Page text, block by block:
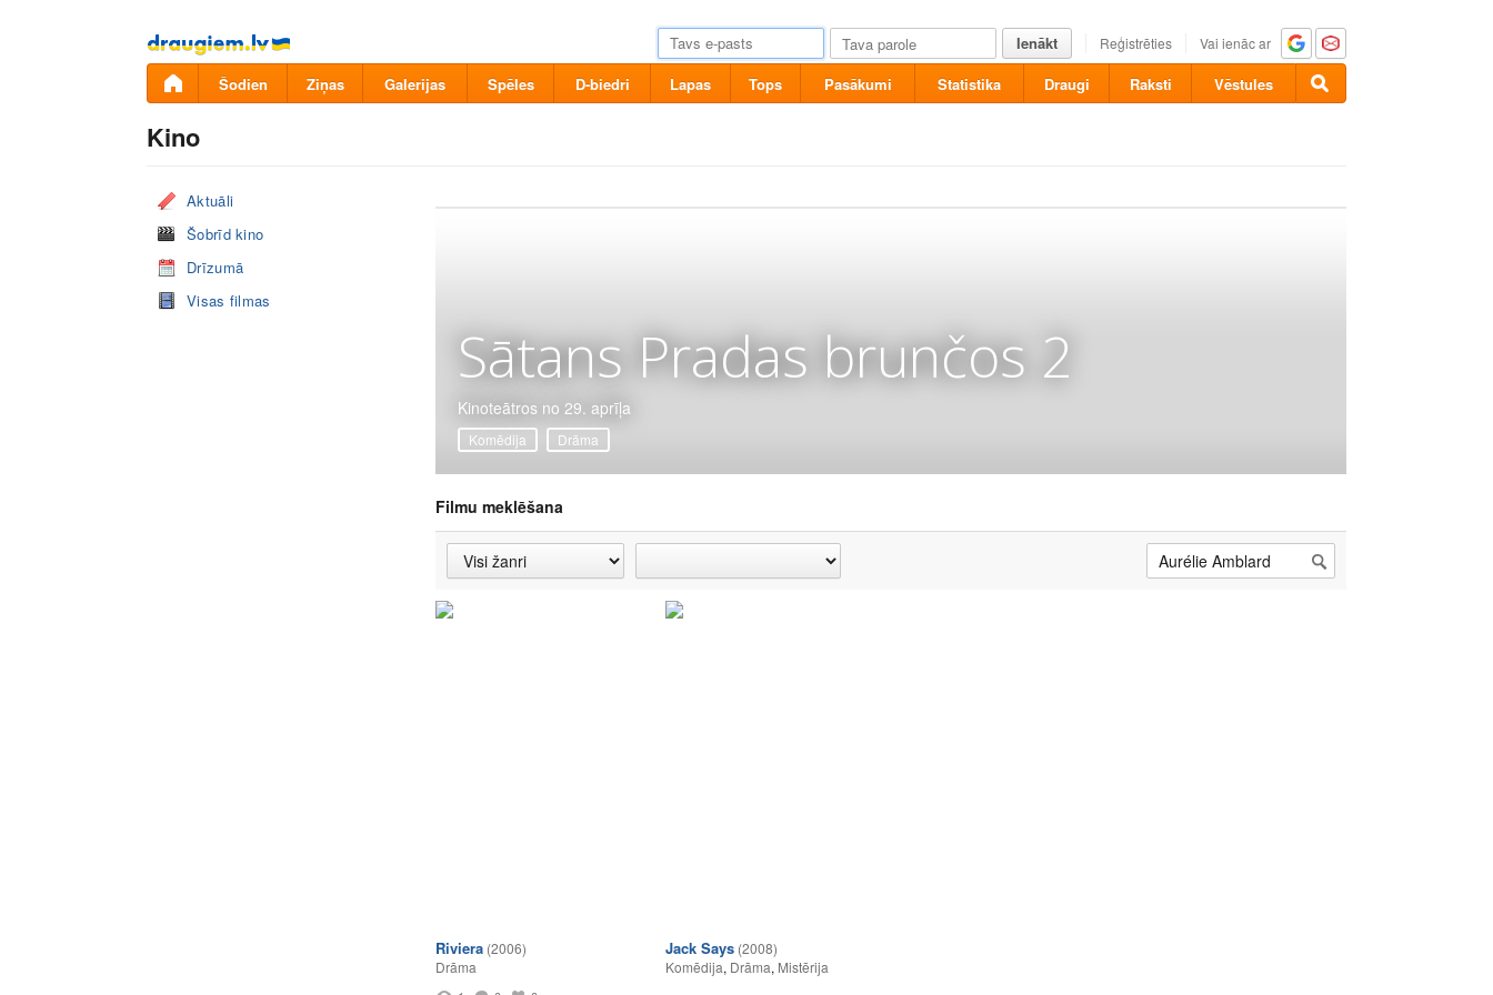
Pāriet
uz
saturu
Ienākt Reģistrēties Vai ienāc ar
Šodien Ziņas Galerijas Spēles D-biedri Lapas Tops Pasākumi Statistika Draugi Raksti Vēstules
Kino
Aktuāli
Šobrīd kino
Drīzumā
Visas filmas
Sātans Pradas brunčos 2
Kinoteātros no 29. aprīļa
Komēdija Drāma
Filmu meklēšana
Riviera (2006)
Drāma
Jack Says (2008)
Komēdija, Drāma, Mistērija